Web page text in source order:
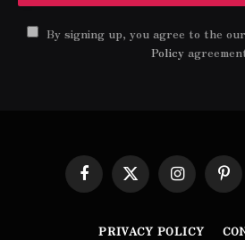
By signing up, you agree to the
Policy
Facebook
X
(Twitter)
Instagram
PRIVACY POLICY